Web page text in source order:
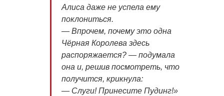
Алиса даже не успела ему
поклониться.
— Впрочем, почему это одна
Чёрная Королева здесь
распоряжается? — подумала
она и, решив посмотреть, что
получится, крикнула:
— Слуги! Принесите Пудинг!»